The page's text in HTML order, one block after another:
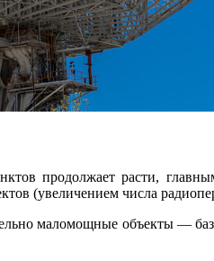
продолжает расти,
(увеличением числа
маломощные объекты —